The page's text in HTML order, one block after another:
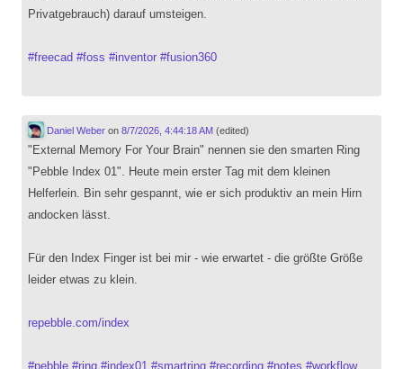
Privatgebrauch) darauf umsteigen.
#freecad #foss #inventor #fusion360
Daniel Weberon 8/7/2026, 4:44:18 AM (edited)
"External Memory For Your Brain" nennen sie den smarten Ring
"Pebble Index 01". Heute mein erster Tag mit dem kleinen
Helferlein. Bin sehr gespannt, wie er sich produktiv an mein Hirn
andocken lässt.
Für den Index Finger ist bei mir - wie erwartet - die größte Größe
leider etwas zu klein.
repebble.com/index
#pebble #ring #index01 #smartring #recording #notes #workflow